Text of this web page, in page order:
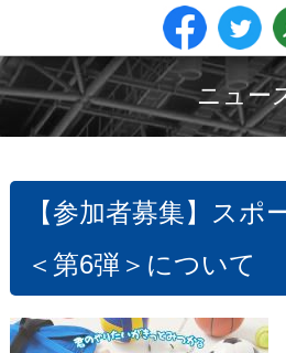
ニュー
【参加者募集】スポ
＜第6弾＞について